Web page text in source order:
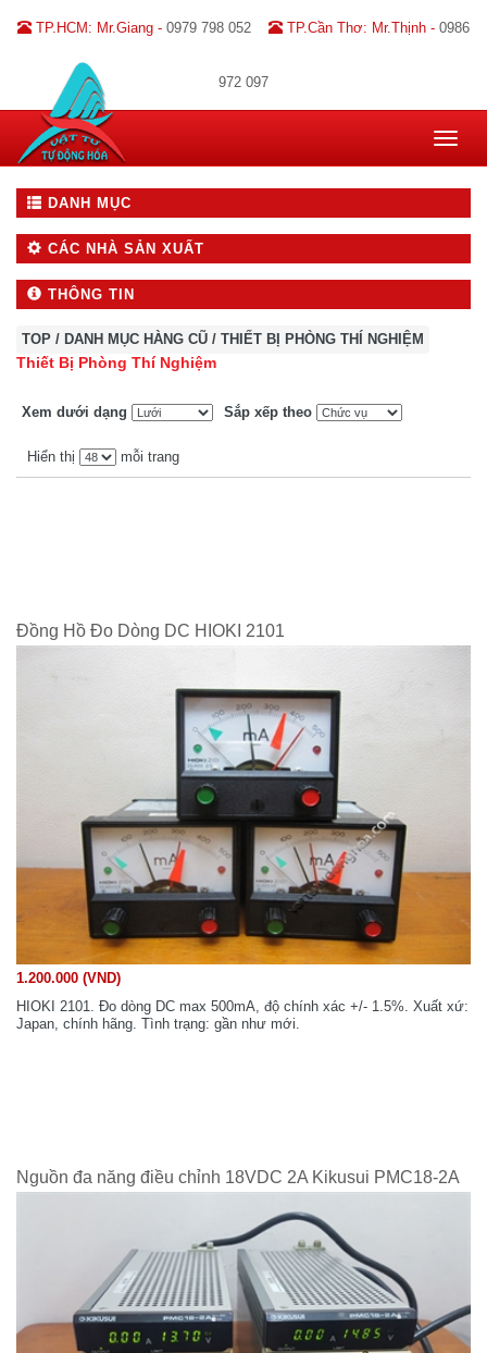
TP.HCM: Mr.Giang - 0979 798 052 TP.Cần Thơ: Mr.Thịnh - 0986
972 097
Toggle
DANH MỤC
CÁC NHÀ SẢN XUẤT
THÔNG TIN
TOP / DANH MỤC HÀNG CŨ / THIẾT BỊ PHÒNG THÍ NGHIỆM
Thiết Bị Phòng Thí Nghiệm
Xem dưới dạng Sắp xếp theo
Hiển thị mỗi trang
Đồng Hồ Đo Dòng DC HIOKI 2101
1.200.000 (VND)
HIOKI 2101. Đo dòng DC max 500mA, độ chính xác +/- 1.5%. Xuất xứ:
Japan, chính hãng. Tình trạng: gần như mới.
Nguồn đa năng điều chỉnh 18VDC 2A Kikusui PMC18-2A